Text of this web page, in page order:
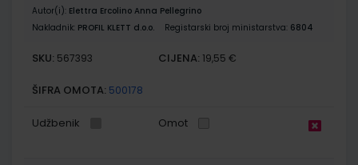
Autor(i): Elettra Ercolino Anna Pellegrino
Nakladnik: PROFIL KLETT d.o.o. Registarski broj ministarstva: 6804
SKU: 567393 CIJENA: 19,55 €
ŠIFRA OMOTA: 500178
Udžbenik Omot